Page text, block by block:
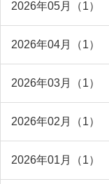
2026年05月（1）
2026年04月（1）
2026年03月（1）
2026年02月（1）
2026年01月（1）